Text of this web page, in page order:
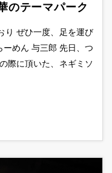
のテーマパーク
り ぜひ一度、足を運び
ーめん 与三郎 先日、つ
際に頂いた、ネギミソ